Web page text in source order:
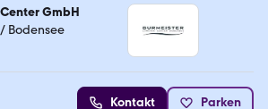
GmbH
Bodensee
Kontakt Parken